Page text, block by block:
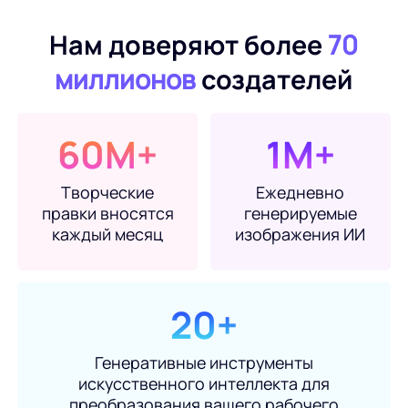
Нам доверяют более 70
миллионовсоздателей
60М+
Творческие
правки вносятся
каждый месяц
1М+
Ежедневно
генерируемые
изображения ИИ
20+
Генеративные инструменты
искусственного интеллекта для